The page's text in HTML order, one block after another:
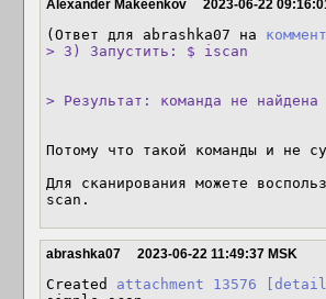
Alexander Makeenkov 2023-06-22
(Ответ для abrashka07 на
> 3) Запустить: $ iscan
> Результат: команда не найдена
Потому что такой команды и не
Для сканирования можете
scan.
abrashka07 2023-06-22 11:49:37 MSK
Created attachment 13576